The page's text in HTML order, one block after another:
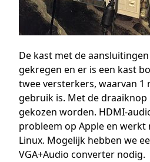
De kast met de
gekregen en er is een kast
twee versterkers, waarvan 1
gebruik is. Met de
gekozen worden. HDMI-
probleem op Apple en
Linux. Mogelijk hebben we
VGA+Audio converter nodig.